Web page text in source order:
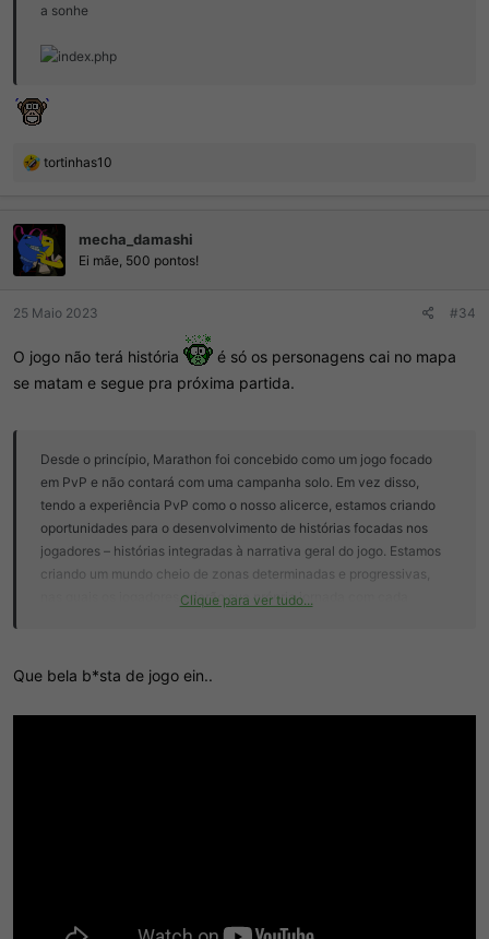
a sonhe
R
õ
e
s
tortinhas10
mecha_damashi
Ei mãe, 500 pontos!
25 Maio 2023 #34
O jogo não terá história
é só os personagens cai no mapa
se matam e segue pra próxima partida.
Desde o princípio, Marathon foi concebido como um jogo focado
em PvP e não contará com uma campanha solo. Em vez disso,
tendo a experiência PvP como o nosso alicerce, estamos criando
oportunidades para o desenvolvimento de histórias focadas nos
jogadores – histórias integradas à narrativa geral do jogo. Estamos
criando um mundo cheio de zonas determinadas e progressivas,
nas quais os jogadores criarão sua própria jornada com cada
Clique para ver tudo...
Que bela b*sta de jogo ein..